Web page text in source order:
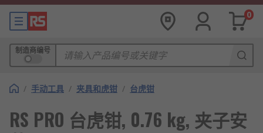
0
制造商编号
/ 手动工具 / 夹具和虎钳 / 台虎钳
RS PRO 台虎钳, 0.76 kg, 夹子安